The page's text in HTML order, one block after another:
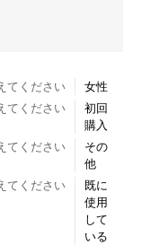
てください
女性
てください
初回
購入
てください
その
他
てください
既に
使用
して
いる